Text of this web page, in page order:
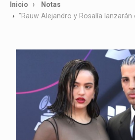
Inicio
Notas
"Rauw Alejandro y Rosalía lanzarán